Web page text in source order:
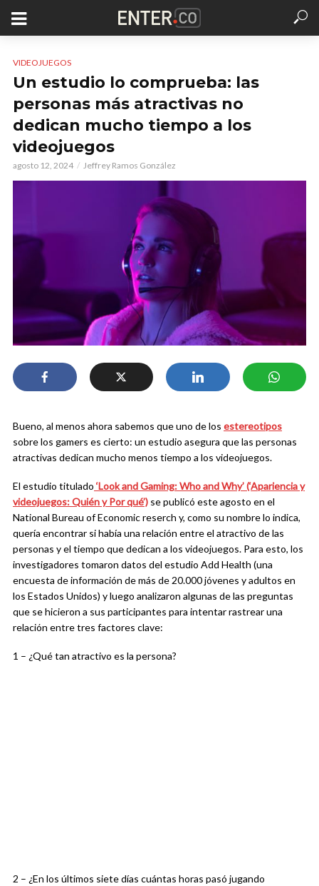
VIDEOJUEGOS
Un estudio lo comprueba: las
personas más atractivas no
dedican mucho tiempo a los
videojuegos
agosto 12, 2024 Jeffrey Ramos González
Bueno, al menos ahora sabemos que uno de los estereotipos
sobre los gamers es cierto: un estudio asegura que las personas
atractivas dedican mucho menos tiempo a los videojuegos.
El estudio titulado ‘Look and Gaming: Who and Why’ (‘Apariencia y
videojuegos: Quién y Por qué’) se publicó este agosto en el
National Bureau of Economic reserch y, como su nombre lo indica,
quería encontrar si había una relación entre el atractivo de las
personas y el tiempo que dedican a los videojuegos. Para esto, los
investigadores tomaron datos del estudio Add Health (una
encuesta de información de más de 20.000 jóvenes y adultos en
los Estados Unidos) y luego analizaron algunas de las preguntas
que se hicieron a sus participantes para intentar rastrear una
relación entre tres factores clave:
1 – ¿Qué tan atractivo es la persona?
2 – ¿En los últimos siete días cuántas horas pasó jugando